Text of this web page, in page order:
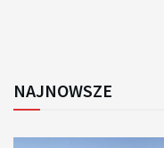
NAJNOWSZE